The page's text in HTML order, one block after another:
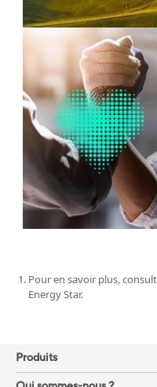
Pour en savoir plus,
Energy Star.
Produits